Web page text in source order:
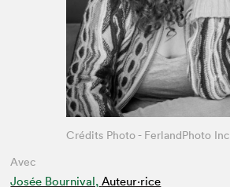
Avec
Josée Bournival, Auteur·rice
Crédits Photo - FerlandPhoto Inc